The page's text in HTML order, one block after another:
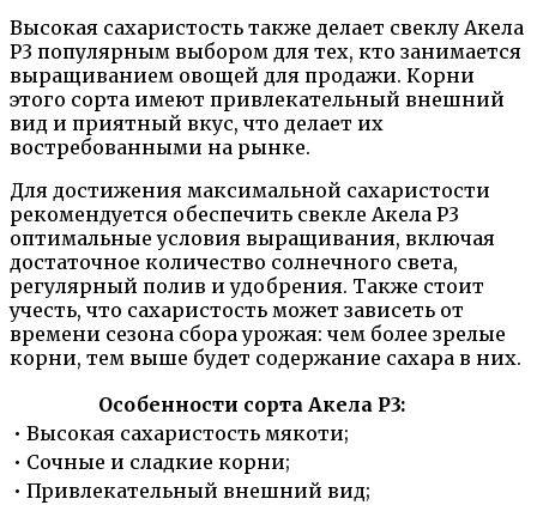
Высокая сахаристость также делает свеклу Акела
Р3 популярным выбором для тех, кто занимается
выращиванием овощей для продажи. Корни
этого сорта имеют привлекательный внешний
вид и приятный вкус, что делает их
востребованными на рынке.
Для достижения максимальной сахаристости
рекомендуется обеспечить свекле Акела Р3
оптимальные условия выращивания, включая
достаточное количество солнечного света,
регулярный полив и удобрения. Также стоит
учесть, что сахаристость может зависеть от
времени сезона сбора урожая: чем более зрелые
корни, тем выше будет содержание сахара в них.
Особенности сорта Акела Р3:
• Высокая сахаристость мякоти;
• Сочные и сладкие корни;
• Привлекательный внешний вид;